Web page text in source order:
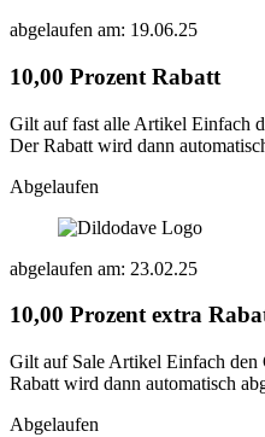
abgelaufen am: 19.06.25
10,00 Prozent Rabatt
Gilt auf fast alle Artikel Einfach
Der Rabatt wird dann
Abgelaufen
abgelaufen am: 23.02.25
10,00 Prozent extra
Gilt auf Sale Artikel Einfach den
Rabatt wird dann automatisch
Abgelaufen